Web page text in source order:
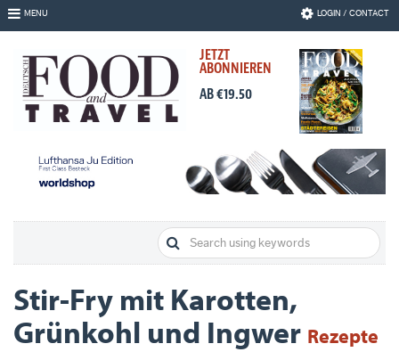
Skip
Content
MENU LOGIN / CONTACT
JETZT
ABONNIEREN
AB €19.50
Stir-Fry mit Karotten,
Grünkohl und Ingwer Rezepte